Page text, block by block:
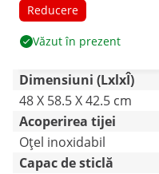
Reducere
Văzut în prezent
Dimensiuni (LxlxÎ)
48 X 58.5 X 42.5 cm
Acoperirea tijei
Oţel inoxidabil
Capac de sticlă